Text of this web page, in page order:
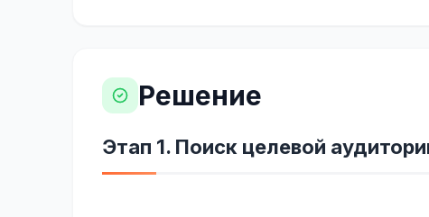
Решение
Этап 1. Поиск целевой